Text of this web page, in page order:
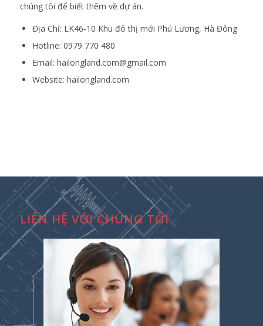
chúng tôi để biết thêm về dự án.
Địa Chỉ: LK46-10 Khu đô thị mới Phú Lương, Hà Đông
Hotline: 0979 770 480
Email: hailongland.com@gmail.com
Website: hailongland.com
LIÊN HỆ VỚI CHÚNG TÔI